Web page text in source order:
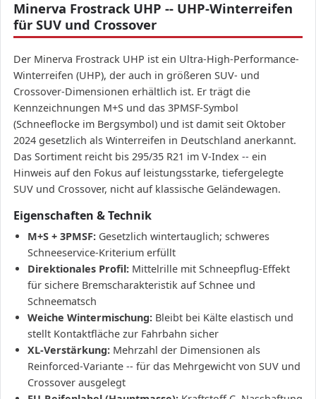
Minerva Frostrack UHP -- UHP-Winterreifen
für SUV und Crossover
Der Minerva Frostrack UHP ist ein Ultra-High-Performance-
Winterreifen (UHP), der auch in größeren SUV- und
Crossover-Dimensionen erhältlich ist. Er trägt die
Kennzeichnungen M+S und das 3PMSF-Symbol
(Schneeflocke im Bergsymbol) und ist damit seit Oktober
2024 gesetzlich als Winterreifen in Deutschland anerkannt.
Das Sortiment reicht bis 295/35 R21 im V-Index -- ein
Hinweis auf den Fokus auf leistungsstarke, tiefergelegte
SUV und Crossover, nicht auf klassische Geländewagen.
Eigenschaften & Technik
M+S + 3PMSF: Gesetzlich wintertauglich; schweres
Schneeservice-Kriterium erfüllt
Direktionales Profil: Mittelrille mit Schneepflug-Effekt
für sichere Bremscharakteristik auf Schnee und
Schneematsch
Weiche Wintermischung: Bleibt bei Kälte elastisch und
stellt Kontaktfläche zur Fahrbahn sicher
XL-Verstärkung: Mehrzahl der Dimensionen als
Reinforced-Variante -- für das Mehrgewicht von SUV und
Crossover ausgelegt